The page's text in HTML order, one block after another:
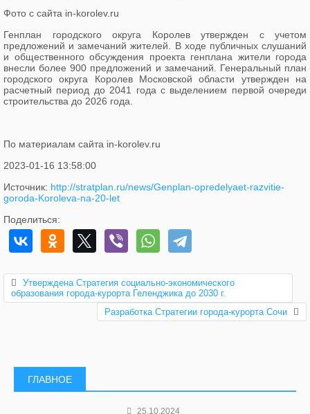
Фото с сайта in-korolev.ru
Генплан городского округа Королев утвержден с учетом
предложений и замечаний жителей. В ходе публичных слушаний
и общественного обсуждения проекта генплана жители города
внесли более 900 предложений и замечаний. Генеральный план
городского округа Королев Московской области утвержден на
расчетный период до 2041 года с выделением первой очереди
строительства до 2026 года.
По материалам сайта in-korolev.ru
2023-01-16 13:58:00
Источник: http://stratplan.ru/news/Genplan-opredelyaet-razvitie-
goroda-Koroleva-na-20-let
Поделиться:
Утверждена Стратегия социально-экономического
образования города-курорта Геленджика до 2030 г.
Разработка Стратегии города-курорта Сочи
ГЛАВНОЕ
25.10.2024